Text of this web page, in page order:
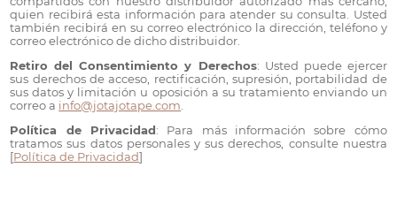
quien recibirá esta información para atender su consulta. Usted
también recibirá en su correo electrónico la dirección, teléfono y
correo electrónico de dicho distribuidor.
Retiro del Consentimiento y Derechos: Usted puede ejercer
sus derechos de acceso, rectificación, supresión, portabilidad de
sus datos y limitación u oposición a su tratamiento enviando un
correo a info@jotajotape.com
Política de Privacidad: Para más información sobre cómo
tratamos sus datos personales y sus derechos, consulte nuestra
[Política de Privacidad]